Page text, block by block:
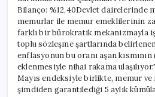
Bilanço: %12,40Devlet dairelerinde
memurlar ile memur emeklilerinin
farklı bir bürokratik mekanizmayla
toplu sözleşme şartlarında
enflasyonun bu oranı aşan
eklenmesiyle nihai rakama
Mayıs endeksiyle birlikte, memur
şimdiden garantilediği 5 aylık